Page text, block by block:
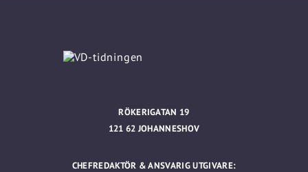
RÖKERIGATAN 19
121 62 JOHANNESHOV
CHEFREDAKTÖR & ANSVARIG UTGIVARE: